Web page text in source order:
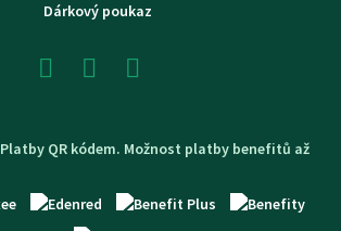
Dárkový poukaz
Platby QR kódem. Možnost platby benefitů až